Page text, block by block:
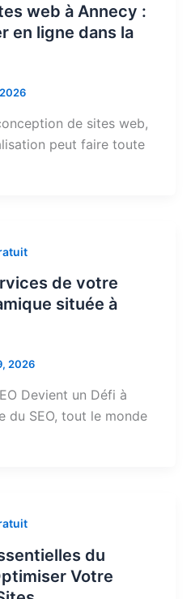
web à Annecy :
en ligne dans la
de sites web,
peut faire toute
de votre
située à
2026
Devient un Défi à
du SEO, tout le monde
du
Votre